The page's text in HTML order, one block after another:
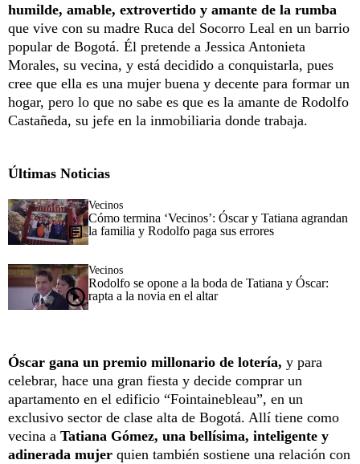
humilde, amable, extrovertido y amante de la rumba
que vive con su madre Ruca del Socorro Leal en un barrio
popular de Bogotá. Él pretende a Jessica Antonieta
Morales, su vecina, y está decidido a conquistarla, pues
cree que ella es una mujer buena y decente para formar un
hogar, pero lo que no sabe es que es la amante de Rodolfo
Castañeda, su jefe en la inmobiliaria donde trabaja.
Últimas Noticias
Vecinos
Cómo termina ‘Vecinos’: Óscar y Tatiana agrandan
la familia y Rodolfo paga sus errores
Vecinos
Rodolfo se opone a la boda de Tatiana y Óscar:
rapta a la novia en el altar
Óscar gana un premio millonario de lotería, y para
celebrar, hace una gran fiesta y decide comprar un
apartamento en el edificio “Fointainebleau”, en un
exclusivo sector de clase alta de Bogotá. Allí tiene como
vecina a Tatiana Gómez, una bellísima, inteligente y
adinerada mujer quien también sostiene una relación con